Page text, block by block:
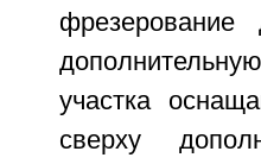
участка
сверху